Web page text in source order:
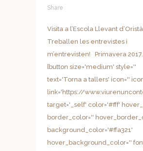
Share
Visita a l’Escola Llevant
Treballen les entrevistes i
m’entrevisten! Primavera
[button size='medium' style=''
text='Torna a tallers' icon=''
link='https://
target='_self' color='#fff'
border_color=''
background_color='#ffa321'
hover_background_color=''